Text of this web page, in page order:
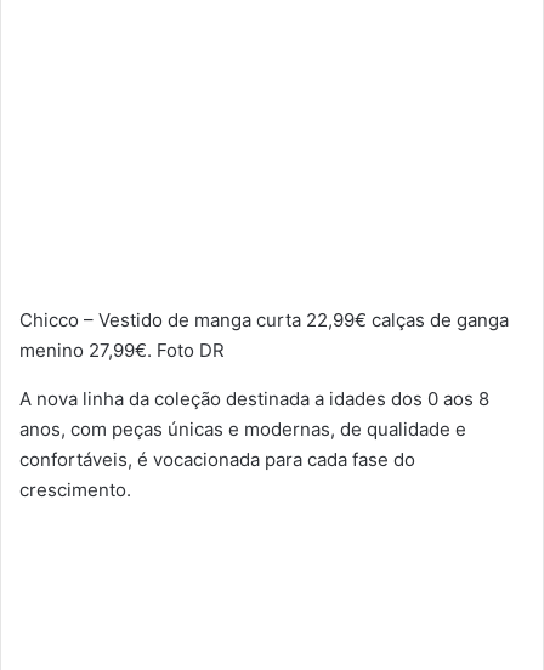
Chicco – Vestido de manga curta 22,99€ calças de ganga
menino 27,99€. Foto DR
A nova linha da coleção destinada a idades dos 0 aos 8
anos, com peças únicas e modernas, de qualidade e
confortáveis, é vocacionada para cada fase do
crescimento.